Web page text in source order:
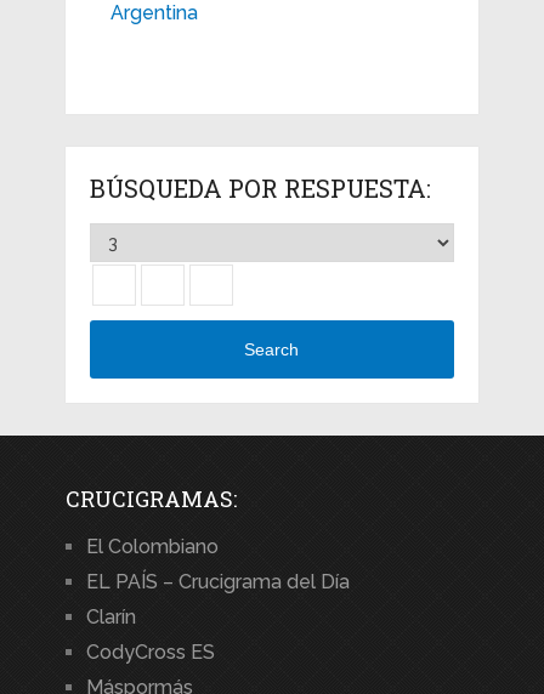
Argentina
BÚSQUEDA POR RESPUESTA:
Search
CRUCIGRAMAS:
El Colombiano
EL PAÍS – Crucigrama del Día
Clarín
CodyCross ES
Máspormás